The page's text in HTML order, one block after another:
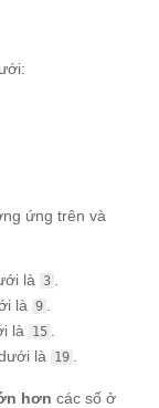
ứng trên và
là 3
là 9
là 15
là 19
hơn các số ở